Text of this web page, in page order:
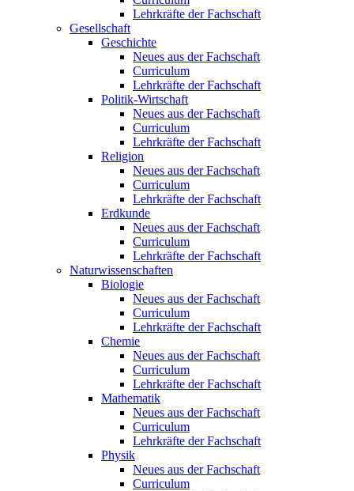
Lehrkräfte der Fachschaft
Gesellschaft
Geschichte
Neues aus der Fachschaft
Curriculum
Lehrkräfte der Fachschaft
Politik-Wirtschaft
Neues aus der Fachschaft
Curriculum
Lehrkräfte der Fachschaft
Religion
Neues aus der Fachschaft
Curriculum
Lehrkräfte der Fachschaft
Erdkunde
Neues aus der Fachschaft
Curriculum
Lehrkräfte der Fachschaft
Naturwissenschaften
Biologie
Neues aus der Fachschaft
Curriculum
Lehrkräfte der Fachschaft
Chemie
Neues aus der Fachschaft
Curriculum
Lehrkräfte der Fachschaft
Mathematik
Neues aus der Fachschaft
Curriculum
Lehrkräfte der Fachschaft
Physik
Neues aus der Fachschaft
Curriculum